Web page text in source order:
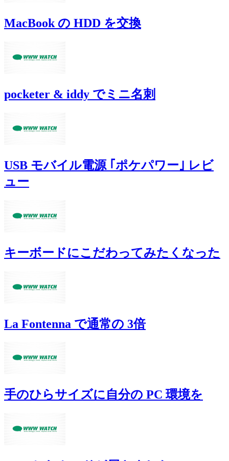
MacBook の HDD を交換
pocketer & iddy でミニ名刺
USB モバイル電源 ｢ポケパワー｣ レビ
ュー
キーボードにこだわってみたくなった
La Fontenna で通常の 3倍
手のひらサイズに自分の PC 環境を